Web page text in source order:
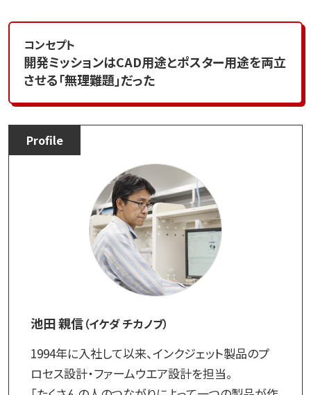
コンセプト
開発ミッションはCAD用途とポスター用途を両立
させる「無理難題」だった
Profile
池田 親信（イケダ チカノブ）
1994年に入社して以来、インクジェット製品のプ
ロセス設計・ファームウエア設計を担当。